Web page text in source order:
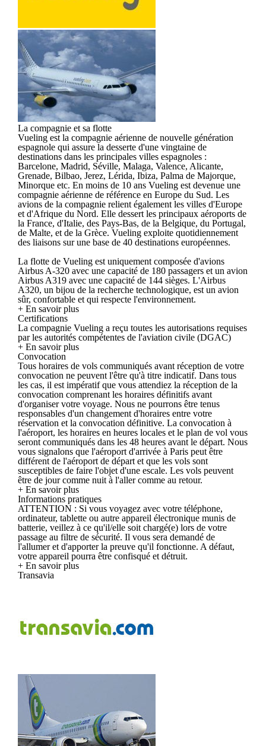
La compagnie et sa flotte
Vueling est la compagnie aérienne de nouvelle génération
espagnole qui assure la desserte d'une vingtaine de
destinations dans les principales villes espagnoles :
Barcelone, Madrid, Séville, Malaga, Valence, Alicante,
Grenade, Bilbao, Jerez, Lérida, Ibiza, Palma de Majorque,
Minorque etc. En moins de 10 ans Vueling est devenue une
compagnie aérienne de référence en Europe du Sud. Les
avions de la compagnie relient également les villes d'Europe
et d'Afrique du Nord. Elle dessert les principaux aéroports de
la France, d'Italie, des Pays-Bas, de la Belgique, du Portugal,
de Malte, et de la Grèce. Vueling exploite quotidiennement
des liaisons sur une base de 40 destinations européennes.
La flotte de Vueling est uniquement composée d'avions
Airbus A-320 avec une capacité de 180 passagers et un avion
Airbus A319 avec une capacité de 144 sièges. L'Airbus
A320, un bijou de la recherche technologique, est un avion
sûr, confortable et qui respecte l'environnement.
+ En savoir plus
Certifications
La compagnie Vueling a reçu toutes les autorisations requises
par les autorités compétentes de l'aviation civile (DGAC)
+ En savoir plus
Convocation
Tous horaires de vols communiqués avant réception de votre
convocation ne peuvent l'être qu'à titre indicatif. Dans tous
les cas, il est impératif que vous attendiez la réception de la
convocation comprenant les horaires définitifs avant
d'organiser votre voyage. Nous ne pourrons être tenus
responsables d'un changement d'horaires entre votre
réservation et la convocation définitive. La convocation à
l'aéroport, les horaires en heures locales et le plan de vol vous
seront communiqués dans les 48 heures avant le départ. Nous
vous signalons que l'aéroport d'arrivée à Paris peut être
différent de l'aéroport de départ et que les vols sont
susceptibles de faire l'objet d'une escale. Les vols peuvent
être de jour comme nuit à l'aller comme au retour.
+ En savoir plus
Informations pratiques
ATTENTION : Si vous voyagez avec votre téléphone,
ordinateur, tablette ou autre appareil électronique munis de
batterie, veillez à ce qu'il/elle soit chargé(e) lors de votre
passage au filtre de sécurité. Il vous sera demandé de
l'allumer et d'apporter la preuve qu'il fonctionne. A défaut,
votre appareil pourra être confisqué et détruit.
+ En savoir plus
Transavia